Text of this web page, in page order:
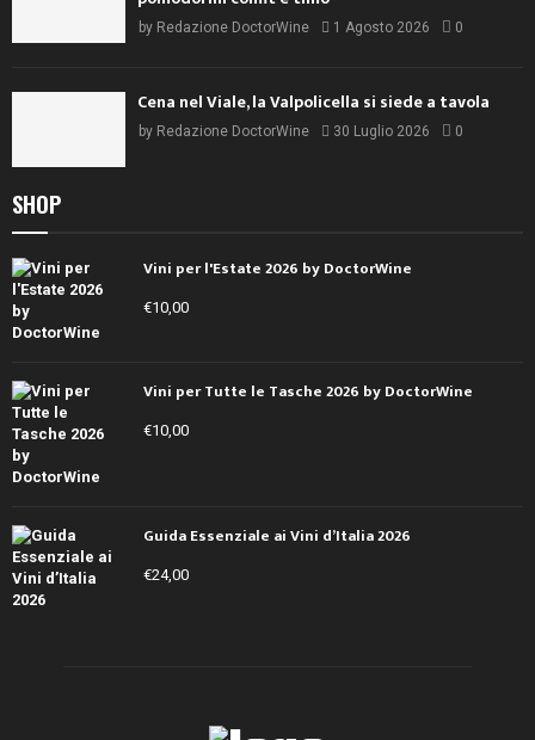
by Redazione DoctorWine 1 Agosto 2026 0
Cena nel Viale, la Valpolicella si siede a tavola
by Redazione DoctorWine 30 Luglio 2026 0
SHOP
Vini per l'Estate 2026 by DoctorWine
€10,00
Vini per Tutte le Tasche 2026 by DoctorWine
€10,00
Guida Essenziale ai Vini d’Italia 2026
€24,00